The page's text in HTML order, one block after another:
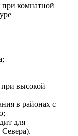
при комнатной
высокой
в районах с
для
Севера).